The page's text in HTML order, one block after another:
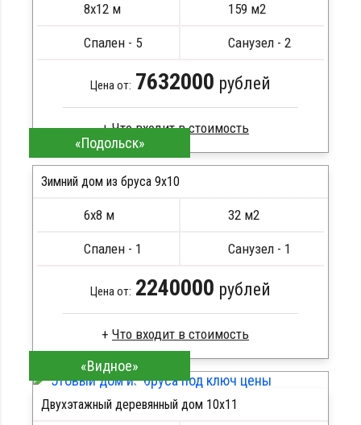
8х12 м 159 м2
Спален - 5 Санузел - 2
Цена от: 7632000 рублей
Профилированный брус
Стропила, балки 50х200 мм
Метизы, саморезы, гвозди
Сборка на березовые нагеля, джут
«Подольск»
Зимний дом из бруса 9х10
6х8 м 32 м2
Спален - 1 Санузел - 1
Цена от: 2240000 рублей
Профилированный брус
Стропила, балки 50х200 мм
Кровля металлочерепица
ПОДРОБНЕЕ
«Видное»
Двухэтажный деревянный дом 10х11